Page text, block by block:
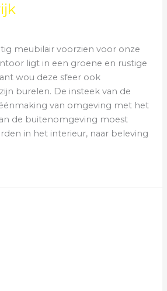
meubilair voorzien voor onze
ligt in een groene en rustige
wou deze sfeer ook
burelen. De insteek van de
van omgeving met het
de buitenomgeving moest
in het interieur, naar beleving